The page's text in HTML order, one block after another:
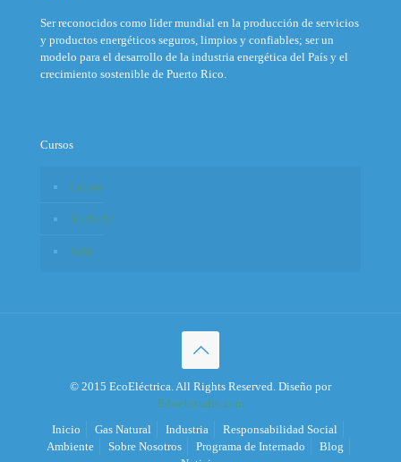
Ser reconocidos como líder mundial en la producción de servicios
y productos energéticos seguros, limpios y confiables; ser un
modelo para el desarrollo de la industria energética del País y el
crecimiento sostenible de Puerto Rico.
Cursos
Cursos
Mi Perfil
Salir
© 2015 EcoEléctrica. All Rights Reserved. Diseño por
Edwebstudio.com
Inicio
Gas Natural Industria
Responsabilidad Social
Ambiente
Sobre Nosotros Programa de Internado
Blog